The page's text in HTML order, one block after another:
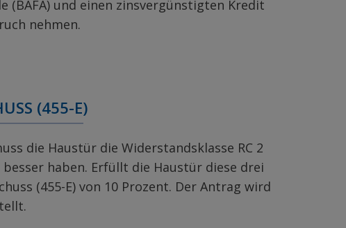
und einen zinsvergünstigten Kredit
nehmen.
(455-E)
die Haustür die Widerstandsklasse RC 2
haben. Erfüllt die Haustür diese drei
(455-E) von 10 Prozent. Der Antrag wird